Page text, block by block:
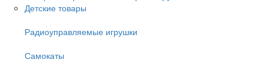
Детские товары
Радиоуправляемые игрушки
Самокаты